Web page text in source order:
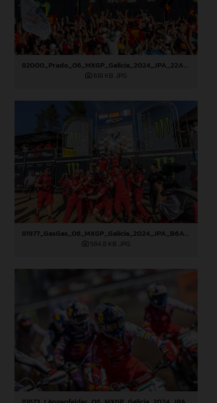
82000_Prado_06_MXGP_Galicia_2024_JPA_22A8227
618 KB .JPG
81977_GasGas_06_MXGP_Galicia_2024_JPA_B6A1120
584,8 KB .JPG